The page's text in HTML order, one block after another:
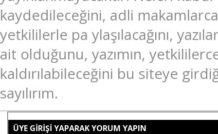
kaydedileceğini, adli
yetkililerle pa ylaşılacağını,
ait olduğunu, yazımın,
kaldırılabileceğini bu siteye
sayılırım.
ÜYE GİRİŞİ YAPARAK YORUM YAPIN